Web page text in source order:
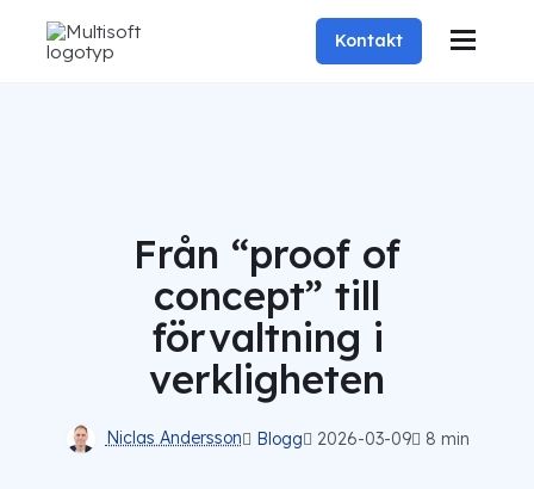
Kontakt
Från “proof of
concept” till
förvaltning i
verkligheten
Niclas Andersson Blogg 2026-03-09 8 min